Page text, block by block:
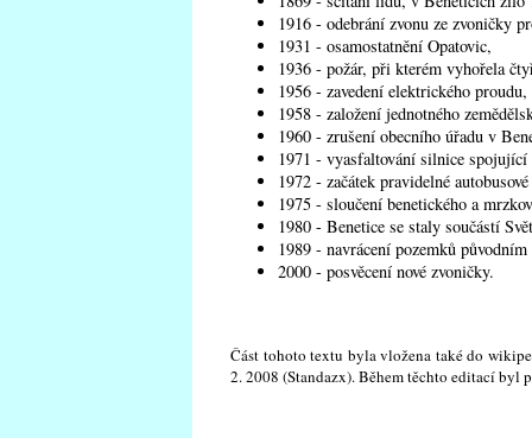
1916 - odebrání zvonu ze zvoničky
1931 - osamostatnění Opatovic,
1936 - požár, při kterém vyhořela
1956 - zavedení elektrického proudu,
1958 - založení jednotného
1960 - zrušení obecního úřadu v
1971 - vyasfaltování silnice spojující
1972 - začátek pravidelné
1975 - sloučení benetického a
1980 - Benetice se staly součástí
1989 - navrácení pozemků
2000 - posvěcení nové zvoničky.
Část tohoto textu byla vložena také do
2. 2008 (Standazx). Během těchto editací byl